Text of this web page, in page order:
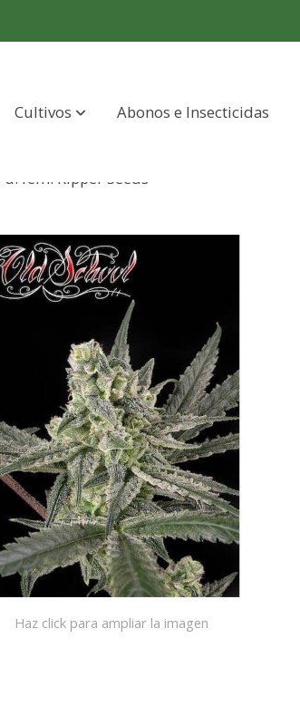
Cultivos Abonos e Insecticidas
fem. Ripper Seeds
Haz click para ampliar la imagen